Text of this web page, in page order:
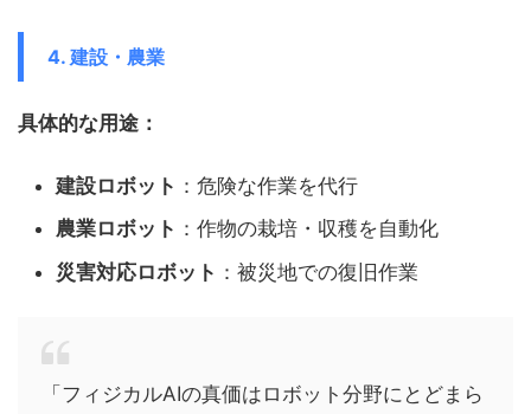
4. 建設・農業
具体的な用途：
建設ロボット ：危険な作業を代行
農業ロボット ：作物の栽培・収穫を自動化
災害対応ロボット ：被災地での復旧作業
「フィジカルAIの真価はロボット分野にとどまら